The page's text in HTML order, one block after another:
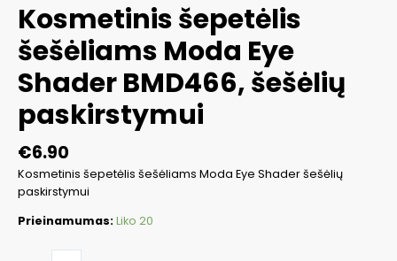
Kosmetinis šepetėlis
šešėliams Moda Eye
Shader BMD466, šešėlių
paskirstymui
€6.90
Kosmetinis šepetėlis šešėliams Moda Eye Shader šešėlių
paskirstymui
Prieinamumas:Liko 20